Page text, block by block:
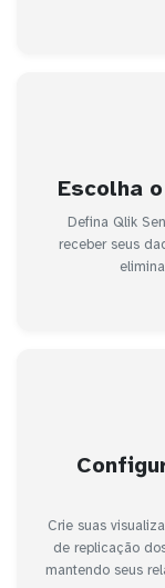
Escolha
Defina Qlik
receber seus
Crie suas
de replicação
mantendo seus